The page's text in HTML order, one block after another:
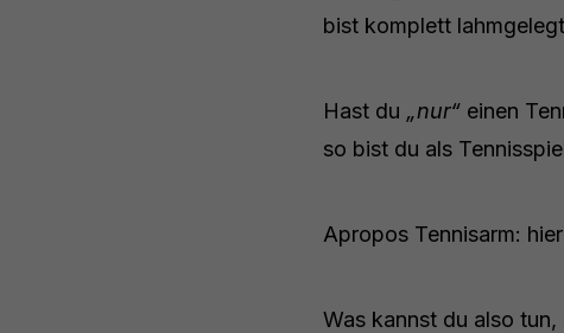
bist komplett
Hast du „nur“ einen
so bist du als
Apropos Tennisarm:
Was kannst du also